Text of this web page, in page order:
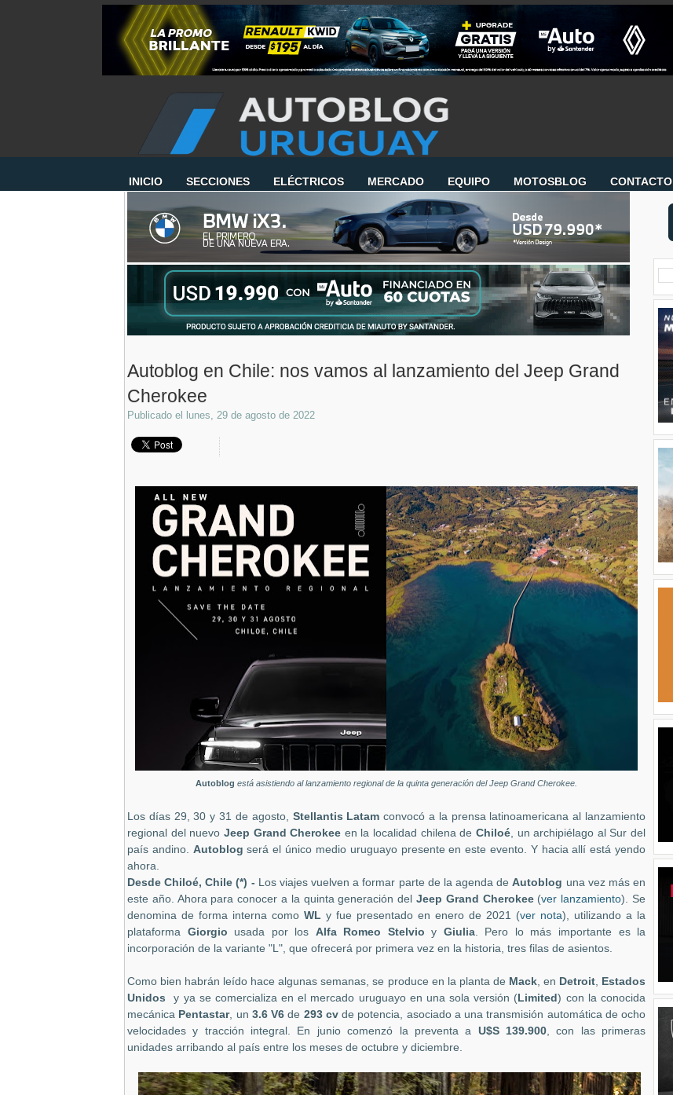
INICIO SECCIONES ELÉCTRICOS MERCADO EQUIPO MOTOSBLOG CONTACTO
Autoblog en Chile: nos vamos al lanzamiento del Jeep Grand
Cherokee
Publicado el lunes, 29 de agosto de 2022
Autoblog está asistiendo al lanzamiento regional de la quinta generación del Jeep Grand Cherokee.
Los días 29, 30 y 31 de agosto, Stellantis Latam convocó a la prensa latinoamericana al lanzamiento
regional del nuevo Jeep Grand Cherokee en la localidad chilena de Chiloé, un archipiélago al Sur del
país andino. Autoblog será el único medio uruguayo presente en este evento. Y hacia allí está yendo
ahora.
Desde Chiloé, Chile(*) - Los viajes vuelven a formar parte de la agenda deAutoblog una vez más en
este año. Ahora para conocer a la quinta generación del Jeep Grand Cherokee(ver lanzamiento). Se
denomina de forma interna como WL y fue presentado en enero de 2021 (ver nota), utilizando a la
plataforma Giorgio usada por los Alfa Romeo Stelvio y Giulia. Pero lo más importante es la
incorporación de la variante "L", que ofrecerá por primera vez en la historia, tres filas de asientos.
Como bien habrán leído hace algunas semanas, se produce en la planta de Mack, en Detroit,
Estados
Unidos
y ya se comercializa en el mercado uruguayo en una sola versión ( Limited) con la conocida
mecánica Pentastar, un 3.6 V6 de 293 cvde potencia, asociado a una transmisión automática de ocho
velocidades y tracción integral. En junio comenzó la preventa a U$S 139.900, con las primeras
unidades arribando al país entre los meses de octubre y diciembre.